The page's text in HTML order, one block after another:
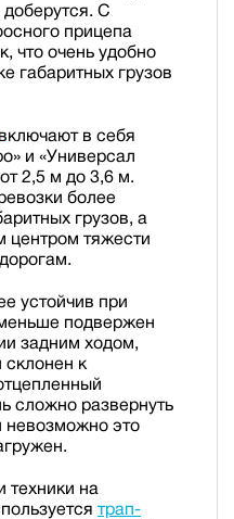
С
прицепа
что очень удобно
габаритных грузов
включают в себя
и «Универсал
2,5 м до 3,6 м.
более
грузов, а
центром тяжести
устойчив при
подвержен
задним ходом,
к
сложно развернуть
невозможно это
техники на
трап-